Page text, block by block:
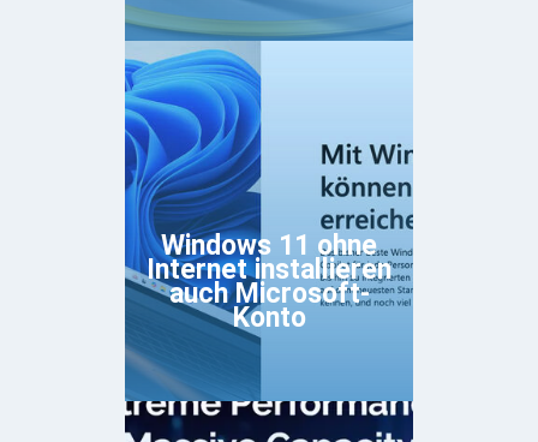
Windows 11 ohne
Internet installieren
auch Microsoft-
Konto